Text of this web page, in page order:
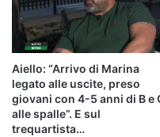
Aiello: “Arrivo di Marina
legato alle uscite, preso
giovani con 4-5 anni di B e
alle spalle”. E sul
trequartista…